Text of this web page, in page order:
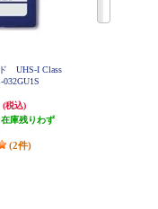
UHS-I Class
032GU1S
(税込)
庫残りわず
(2件)